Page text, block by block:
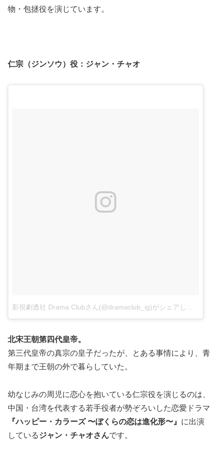
物・包拯役を演じています。
仁宗（ジンソウ）役： ジャン・チャオ
北宋王朝第四代皇帝。
第三代皇帝の真宗の皇子だったが、とある事情により、青
年期まで王朝の外で暮らしていた。
幼なじみの周児に恋心を抱いている仁宗役を演じるのは、
中国・台湾を代表する若手役者が勢ぞろいした恋愛ドラマ
『ハッピー・カラーズ 〜ぼくらの恋は進化形〜』 に出演
しているジャン・チャオさんです。